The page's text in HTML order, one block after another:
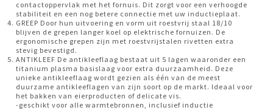
contactoppervlak met het fornuis. Dit zorgt voor een verhoogde
stabiliteit en een nog betere connectie met uw inductieplaat.
GREEP Door hun uitvoering en vorm uit roestvrij staal 18/10
blijven de grepen langer koel op elektrische fornuizen. De
ergonomische grepen zijn met roestvrijstalen rivetten extra
stevig bevestigd.
ANTIKLEEF De antikleeflaag bestaat uit 5 lagen waaronder een
titanium plasma basislaag voor extra duurzaamheid. Deze
unieke antikleeflaag wordt gezien als één van de meest
duurzame antikleeflagen van zijn soort op de markt. Ideaal voor
het bakken van eierproducten of delicate vis.
-geschikt voor alle warmtebronnen, inclusief inductie